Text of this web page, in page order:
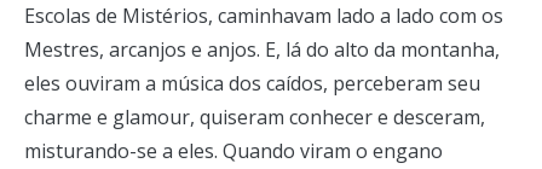
Escolas de Mistérios, caminhavam lado a lado com os
Mestres, arcanjos e anjos. E, lá do alto da montanha,
eles ouviram a música dos caídos, perceberam seu
charme e glamour, quiseram conhecer e desceram,
misturando-se a eles. Quando viram o engano